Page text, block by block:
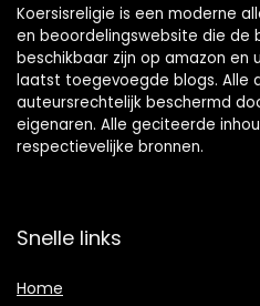
Koersisreligie is een moderne
en beoordelingswebsite die de
beschikbaar zijn op amazon
laatst toegevoegde blogs. Alle
auteursrechtelijk beschermd
eigenaren. Alle geciteerde
respectievelijke bronnen.
Snelle links
Home